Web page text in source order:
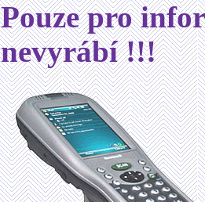
Pouze pro
nevyrábí !!!